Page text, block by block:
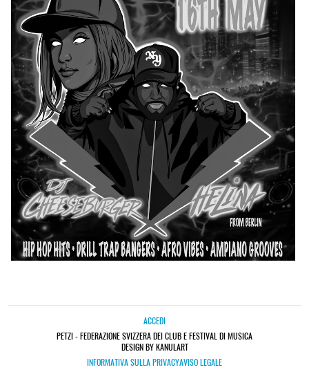
ACCEDI
PETZI - FEDERAZIONE SVIZZERA DEI CLUB E FESTIVAL DI MUSICA
DESIGN BY KANULART
INFORMATIVA SULLA PRIVACYAVISO LEGALE